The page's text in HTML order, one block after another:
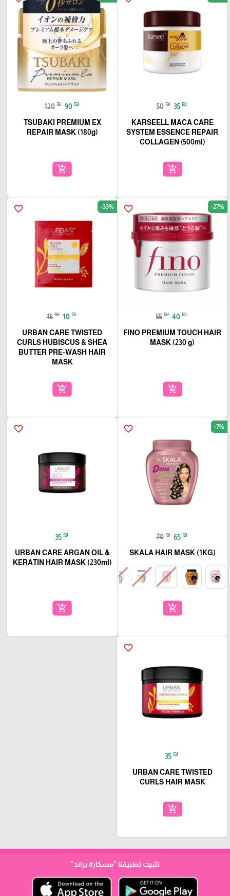
50 ₪ 35 ₪
KARSEELL MACA CARE
SYSTEM ESSENCE REPAIR
COLLAGEN (500ml)
add_shopping_cart
120 ₪ 90 ₪
TSUBAKI PREMIUM EX
REPAIR MASK (180g)
add_shopping_cart
favorite_border -27%
55 ₪ 40 ₪
FINO PREMIUM TOUCH HAIR
MASK (230 g)
add_shopping_cart
favorite_border -33%
15 ₪ 10 ₪
URBAN CARE TWISTED
CURLS HUBISCUS & SHEA
BUTTER PRE-WASH HAIR
MASK
add_shopping_cart
favorite_border -7%
70 ₪ 65 ₪
SKALA HAIR MASK (1KG)
add_shopping_cart
favorite_border
35 ₪
URBAN CARE ARGAN OIL &
KERATIN HAIR MASK (230ml)
add_shopping_cart
favorite_border
35 ₪
URBAN CARE TWISTED
CURLS HAIR MASK
add_shopping_cart
تثبيت تطبيقنا "مسكارة براند"